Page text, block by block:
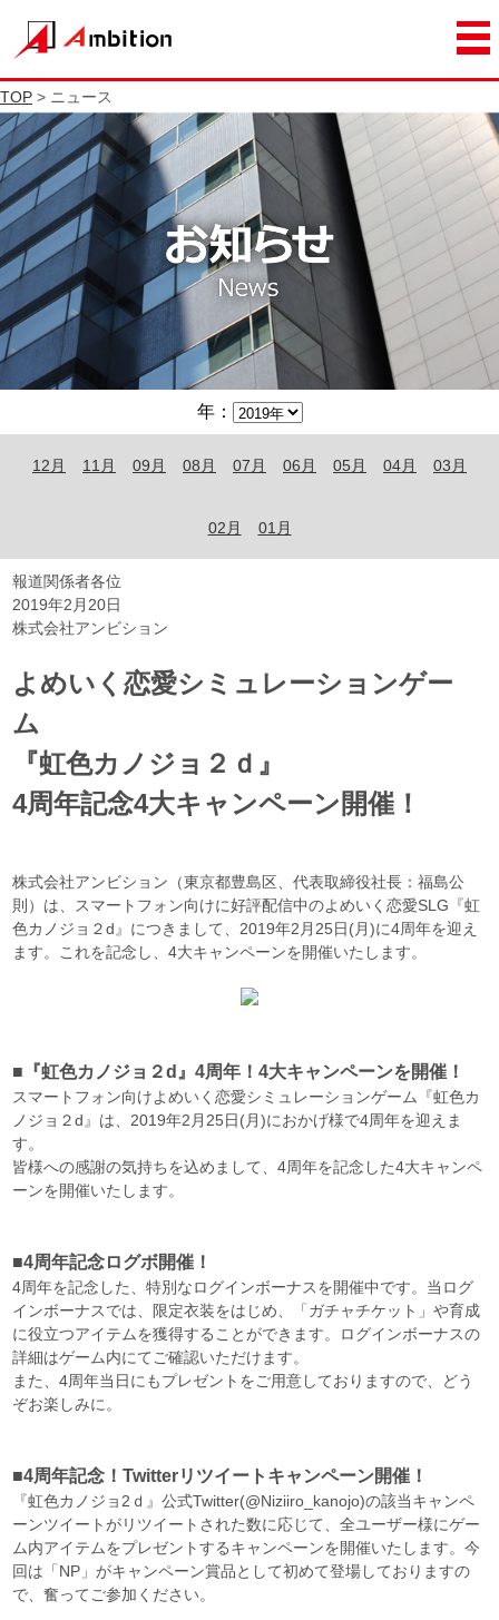
TOP > ニュース
年：
12月 11月 09月 08月 07月 06月 05月 04月 03月
02月 01月
報道関係者各位
2019年2月20日
株式会社アンビション
よめいく恋愛シミュレーションゲー
ム
『虹色カノジョ２ｄ』
4周年記念4大キャンペーン開催！
株式会社アンビション（東京都豊島区、代表取締役社長：福島公
則）は、スマートフォン向けに好評配信中のよめいく恋愛SLG『虹
色カノジョ２d』につきまして、2019年2月25日(月)に4周年を迎え
ます。これを記念し、4大キャンペーンを開催いたします。
■『虹色カノジョ２d』4周年！4大キャンペーンを開催！
スマートフォン向けよめいく恋愛シミュレーションゲーム『虹色カ
ノジョ２d』は、2019年2月25日(月)におかげ様で4周年を迎えま
す。
皆様への感謝の気持ちを込めまして、4周年を記念した4大キャンペ
ーンを開催いたします。
■4周年記念ログボ開催！
4周年を記念した、特別なログインボーナスを開催中です。当ログ
インボーナスでは、限定衣装をはじめ、「ガチャチケット」や育成
に役立つアイテムを獲得することができます。ログインボーナスの
詳細はゲーム内にてご確認いただけます。
また、4周年当日にもプレゼントをご用意しておりますので、どう
ぞお楽しみに。
■4周年記念！Twitterリツイートキャンペーン開催！
『虹色カノジョ2ｄ』公式Twitter(@Niziiro_kanojo)の該当キャンペ
ーンツイートがリツイートされた数に応じて、全ユーザー様にゲー
ム内アイテムをプレゼントするキャンペーンを開催いたします。今
回は「NP」がキャンペーン賞品として初めて登場しておりますの
で、奮ってご参加ください。